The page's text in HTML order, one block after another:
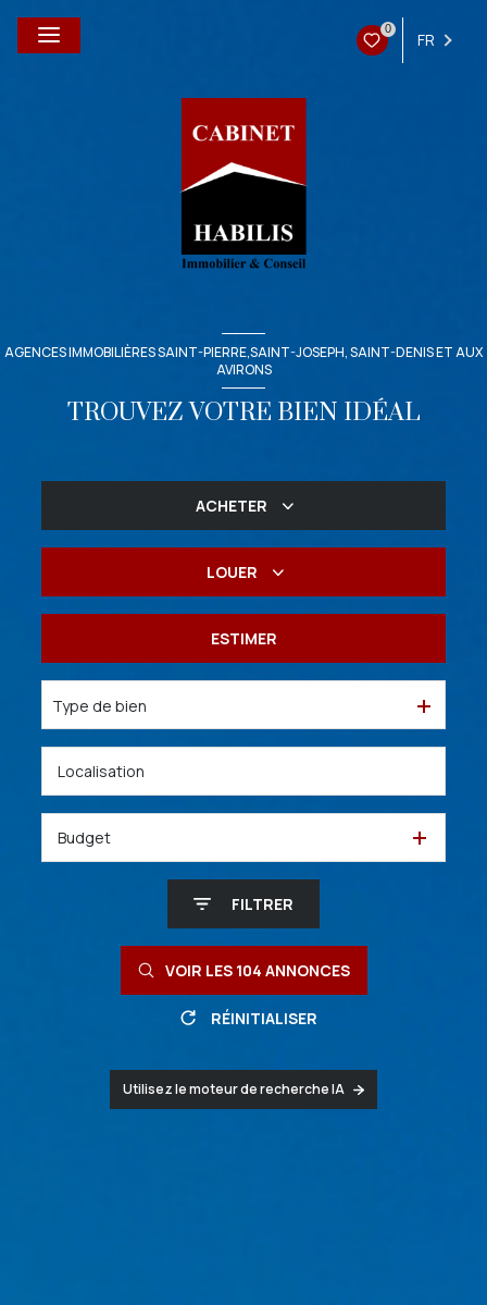
0
FR
AGENCES IMMOBILIÈRES SAINT-PIERRE,SAINT-JOSEPH, SAINT-DENIS ET AUX
AVIRONS
TROUVEZ VOTRE BIEN IDÉAL
ACHETER
De l'immo pro
LOUER
De l'immo pro
ESTIMER
Type de bien
Budget
FILTRER
VOIR LES 104 ANNONCES
RÉINITIALISER
Utilisez le moteur de recherche IA